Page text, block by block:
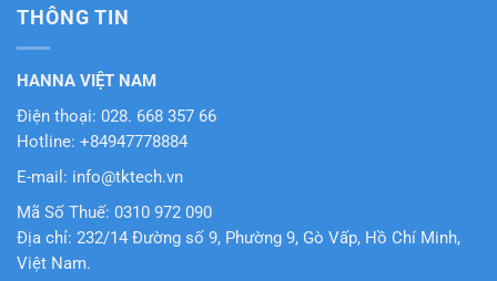
THÔNG TIN
HANNA VIỆT NAM
Điện thoại: 028. 668 357 66
Hotline: +84947778884
E-mail: info@tktech.vn
Mã Số Thuế: 0310 972 090
Địa chỉ: 232/14 Đường số 9, Phường 9, Gò Vấp, Hồ Chí Minh,
Việt Nam.